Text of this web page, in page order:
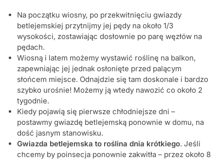
Na początku wiosny, po przekwitnięciu gwiazdy
betlejemskiej przytnijmy jej pędy na około 1/3
wysokości, zostawiając dosłownie po parę węzłów na
pędach.
Wiosną i latem możemy wystawić roślinę na balkon,
zapewniając jej jednak osłonięte przed palącym
słońcem miejsce. Odnajdzie się tam doskonale i bardzo
szybko urośnie! Możemy ją wtedy nawozić co około 2
tygodnie.
Kiedy pojawią się pierwsze chłodniejsze dni –
postawmy gwiazdę betlejemską ponownie w domu, na
dość jasnym stanowisku.
Gwiazda betlejemska to roślina dnia krótkiego. Jeśli
chcemy by poinsecja ponownie zakwitła – przez około 8